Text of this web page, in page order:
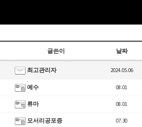
글쓴이 날짜
최고관리자 2024.05.06
예수 08.01
류마 08.01
모서리공포증 07.30